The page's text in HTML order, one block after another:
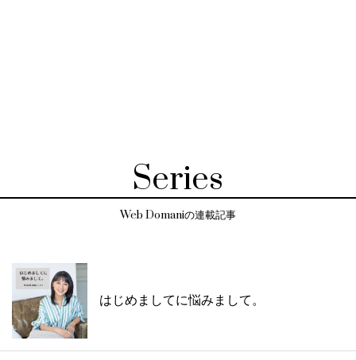
Series
Web Domaniの連載記事
はじめましてに悩みまして。